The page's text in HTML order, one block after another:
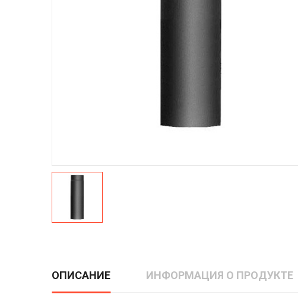
ОПИСАНИЕ ИНФОРМАЦИЯ О ПРОДУКТЕ